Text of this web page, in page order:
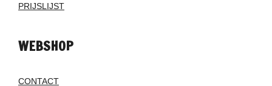
PRIJSLIJST
WEBSHOP
CONTACT